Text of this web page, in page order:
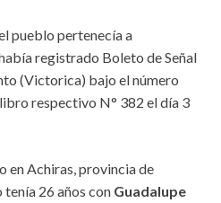
pueblo pertenecía a
registrado Boleto de Señal
(Victorica) bajo el número
respectivo N° 382 el día 3
en Achiras, provincia de
tenía 26 años con Guadalupe